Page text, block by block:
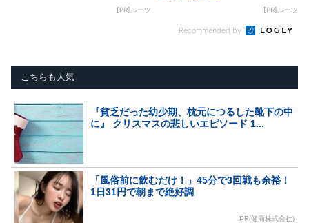
[PR]ルーツ [PR]ルーツ
Recommended by
こちらも人気
『貧乏だった幼少期、枕元につるした靴下の中
に』 クリスマスの悲しいエピソード 1...
「風俗前に飲むだけ！」45分で3回戦も余裕！
1日31円で朝まで絶好調
PR(健商株式会社)